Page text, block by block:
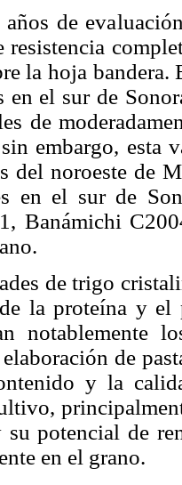
de
resistencia
la hoja
en el sur de
de
embargo, esta
del noroeste de
en el sur de
Banámichi
de trigo
la proteína y el
notablemente
de
y la
potencial de
en el grano.